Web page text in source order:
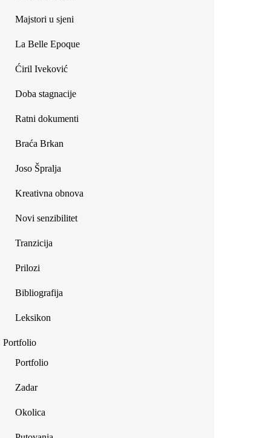
Majstori u sjeni
La Belle Epoque
Ćiril Iveković
Doba stagnacije
Ratni dokumenti
Braća Brkan
Joso Špralja
Kreativna obnova
Novi senzibilitet
Tranzicija
Prilozi
Bibliografija
Leksikon
Portfolio
Portfolio
Zadar
Okolica